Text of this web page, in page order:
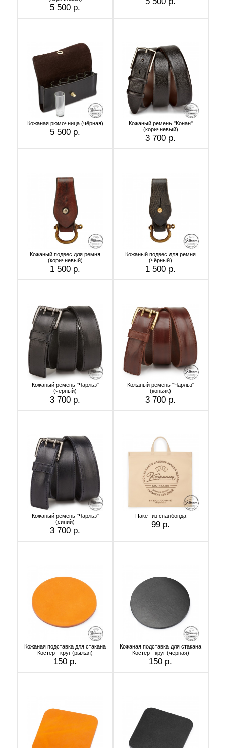
5 500 р.
Кожаная рюмочница (чёрная)
5 500 р.
Кожаный ремень "Конан"
(коричневый)
3 700 р.
Кожаный подвес для ремня
(коричневый)
1 500 р.
Кожаный подвес для ремня
(чёрный)
1 500 р.
Кожаный ремень "Чарльз"
(чёрный)
3 700 р.
Кожаный ремень "Чарльз"
(коньяк)
3 700 р.
Кожаный ремень "Чарльз"
(синий)
3 700 р.
Пакет из спанбонда
99 р.
Кожаная подставка для стакана
Костер - круг (рыжая)
150 р.
Кожаная подставка для стакана
Костер - круг (чёрная)
150 р.